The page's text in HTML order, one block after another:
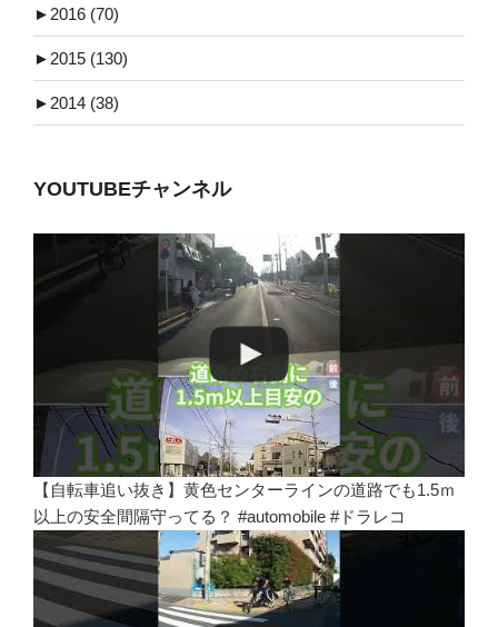
► 2016 (70)
► 2015 (130)
► 2014 (38)
YOUTUBEチャンネル
【自転車追い抜き】黄色センターラインの道路でも1.5ｍ
以上の安全間隔守ってる？ #automobile #ドラレコ